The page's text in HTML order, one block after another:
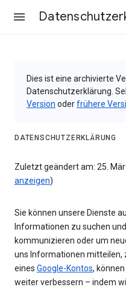
Dies ist eine archivierte
Datenschutzerklärung.
Version oderfrühere
DATENSCHUTZERKLÄRUNG
Zuletzt geändert am: 25.
anzeigen)
Sie können unsere Dienste
Informationen zu suchen
kommunizieren oder um
uns Informationen mitteilen,
eines Google-Kontos,
weiter verbessern – indem